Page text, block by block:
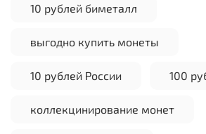
10 рублей биметалл
выгодно купить монеты
10 рублей России 100
коллекцинирование монет